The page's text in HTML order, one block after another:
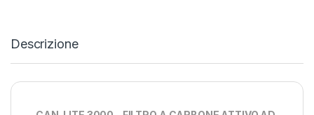
Descrizione